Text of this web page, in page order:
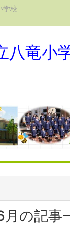
学校
八竜小
の記事